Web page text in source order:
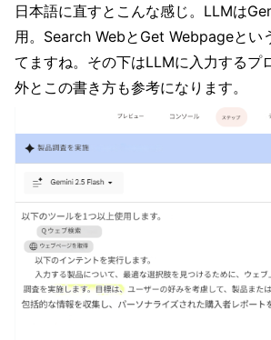
日本語に直すとこんな感じ。LLMは
用。Search WebとGet Webpageとい
てますね。その下はLLMに入力するプ
外とこの書き方も参考になります。